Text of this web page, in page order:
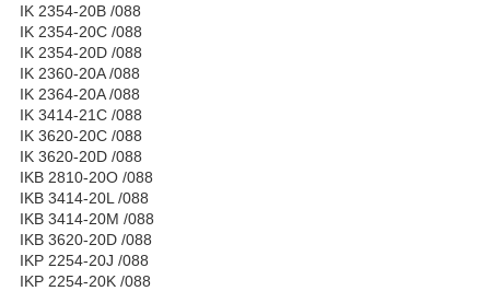
IK 2354-20B /088
IK 2354-20C /088
IK 2354-20D /088
IK 2360-20A /088
IK 2364-20A /088
IK 3414-21C /088
IK 3620-20C /088
IK 3620-20D /088
IKB 2810-20O /088
IKB 3414-20L /088
IKB 3414-20M /088
IKB 3620-20D /088
IKP 2254-20J /088
IKP 2254-20K /088